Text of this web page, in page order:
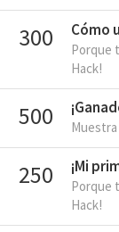
300 Cómo
Porque
Hack!
500
250 ¡Mi
Porque
Hack!